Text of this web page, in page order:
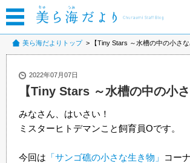
美ら海だよりトップ 【Tiny Stars ～水槽の中の小さな
2022年07月07日
【Tiny Stars ～水槽の中の小さ
みなさん、はいさい！
ミスターヒトデマンこと飼育員Oです。
今回は 「サンゴ礁の小さな生き物」
コー